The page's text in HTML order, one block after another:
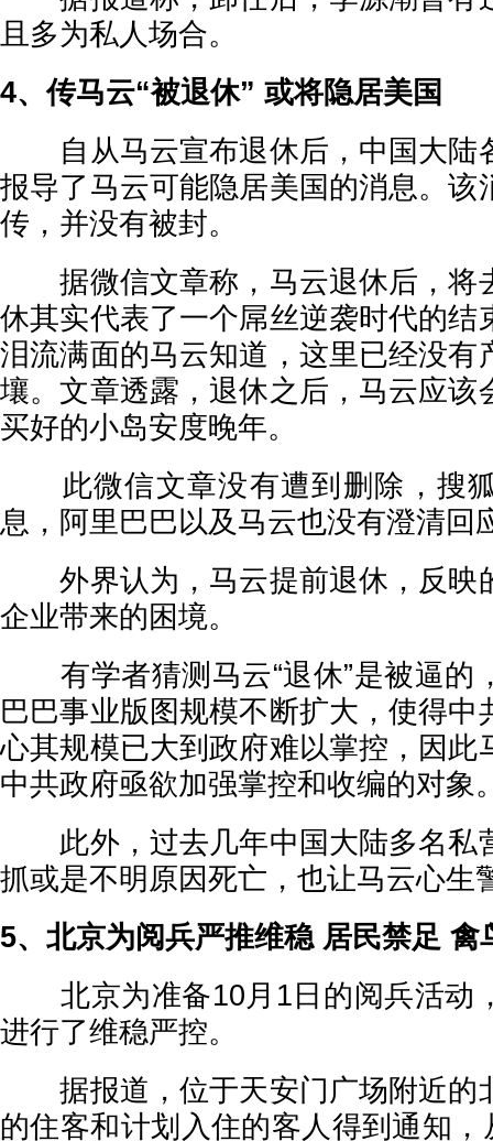
且多为私人场合。
4、传马云“被退休” 或将隐居美国
自从马云宣布退休后，中国大陆
报导了马云可能隐居美国的消息。该
传，并没有被封。
据微信文章称，马云退休后，将
休其实代表了一个屌丝逆袭时代的结
泪流满面的马云知道，这里已经没有
壤。文章透露，退休之后，马云应该
买好的小岛安度晚年。
此微信文章没有遭到删除，搜
息，阿里巴巴以及马云也没有澄清回
外界认为，马云提前退休，反映
企业带来的困境。
有学者猜测马云“退休”是被逼的
巴巴事业版图规模不断扩大，使得中
心其规模已大到政府难以掌控，因此
中共政府亟欲加强掌控和收编的对象
此外，过去几年中国大陆多名私
抓或是不明原因死亡，也让马云心生
5、北京为阅兵严推维稳 居民禁足 禽
北京为准备10月1日的阅兵活动
进行了维稳严控。
据报道，位于天安门广场附近的
的住客和计划入住的客人得到通知